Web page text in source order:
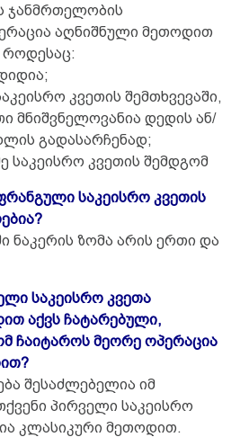
ჯანმრთელობის
აღნიშნული მეთოდით
როდესაც:
კვეთის შემთხვევაში,
მნიშვნელოვანია დედის ან/
გადასარჩენად;
საკეისრო კვეთის შემდგომ
საკეისრო კვეთის
ნაკერის ზომა არის ერთი და
საკეისრო კვეთა
აქვს ჩატარებული,
ჩაიტაროს მეორე ოპერაცია
შესაძლებელია იმ
პირველი საკეისრო
კლასიკური მეთოდით.